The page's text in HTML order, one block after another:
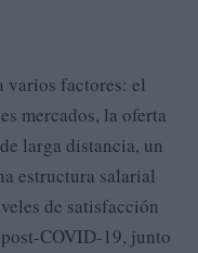
varios factores: el
mercados, la oferta
larga distancia, un
estructura salarial
de satisfacción
COVID-19, junto